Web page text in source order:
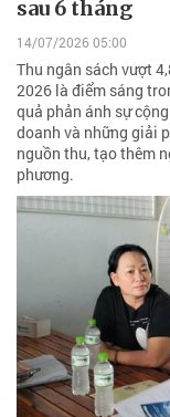
sau 6 tháng
14/07/2026 05:00
Thu ngân sách vượt
2026 là điểm sáng
quả phản ánh sự
doanh và những giải
nguồn thu, tạo thêm
phương.